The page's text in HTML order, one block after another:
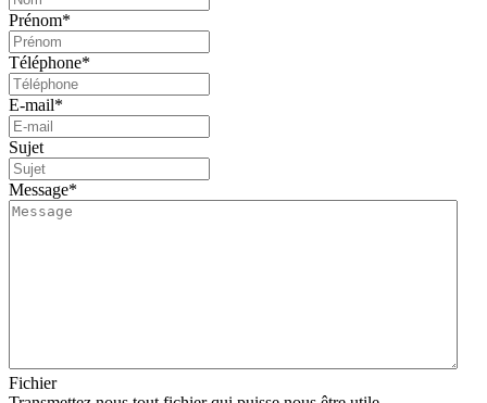
Prénom*
Téléphone*
E-mail*
Sujet
Message*
Fichier